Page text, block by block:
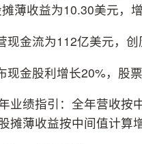
薄收益为10.30美元，
现金流为112亿美元，创
现金股利增长20%，股
业绩指引：全年营收按
摊薄收益按中间值计算